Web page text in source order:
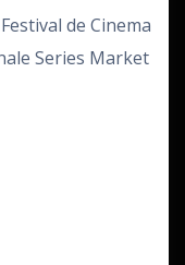
de Cinema
Series Market